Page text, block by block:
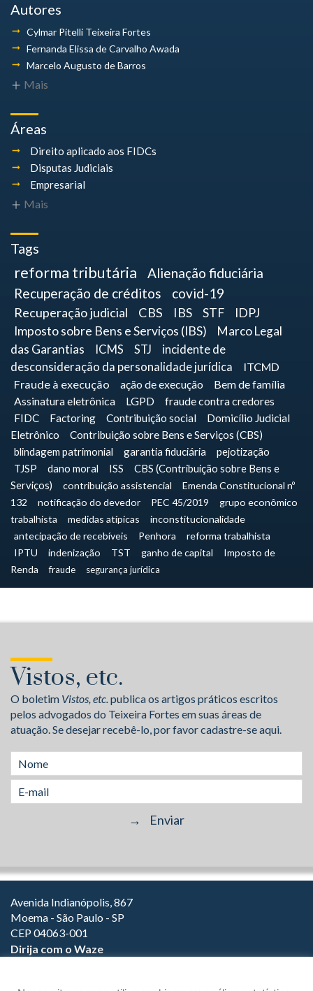
Autores
Cylmar Pitelli Teixeira Fortes
Fernanda Elissa de Carvalho Awada
Marcelo Augusto de Barros
Mais
Áreas
Direito aplicado aos FIDCs
Disputas Judiciais
Empresarial
Mais
Tags
reforma tributária
Alienação fiduciária
Recuperação de créditos
covid-19
Recuperação judicial CBS IBS STF
IDPJ
Imposto sobre Bens e Serviços (IBS)
Marco Legal
das Garantias
ICMS STJ
incidente de
desconsideração da personalidade jurídica
ITCMD
Fraude à execução
ação de execução
Bem de família
Assinatura eletrônica
LGPD fraude contra credores
FIDC Factoring Contribuição social
Domicílio Judicial
Eletrônico
Contribuição sobre Bens e Serviços (CBS)
blindagem patrimonial
garantia fiduciária
pejotização
TJSP
dano moral ISS
CBS (Contribuição sobre Bens e
Serviços)
contribuição assistencial
Emenda Constitucional nº
132
notificação do devedor PEC 45/2019
grupo econômico
trabalhista
medidas atípicas
inconstitucionalidade
antecipação de recebíveis
Penhora
reforma trabalhista
IPTU
indenização TST ganho de capital
Imposto de
Renda
fraude segurança jurídica
Vistos, etc.
O boletim Vistos, etc.publica os artigos práticos escritos
pelos advogados do Teixeira Fortes em suas áreas de
atuação. Se desejar recebê-lo, por favor cadastre-se aqui.
Avenida Indianópolis, 867
Moema - São Paulo - SP
CEP 04063-001
Dirija com o Waze
(11) 3147-1800